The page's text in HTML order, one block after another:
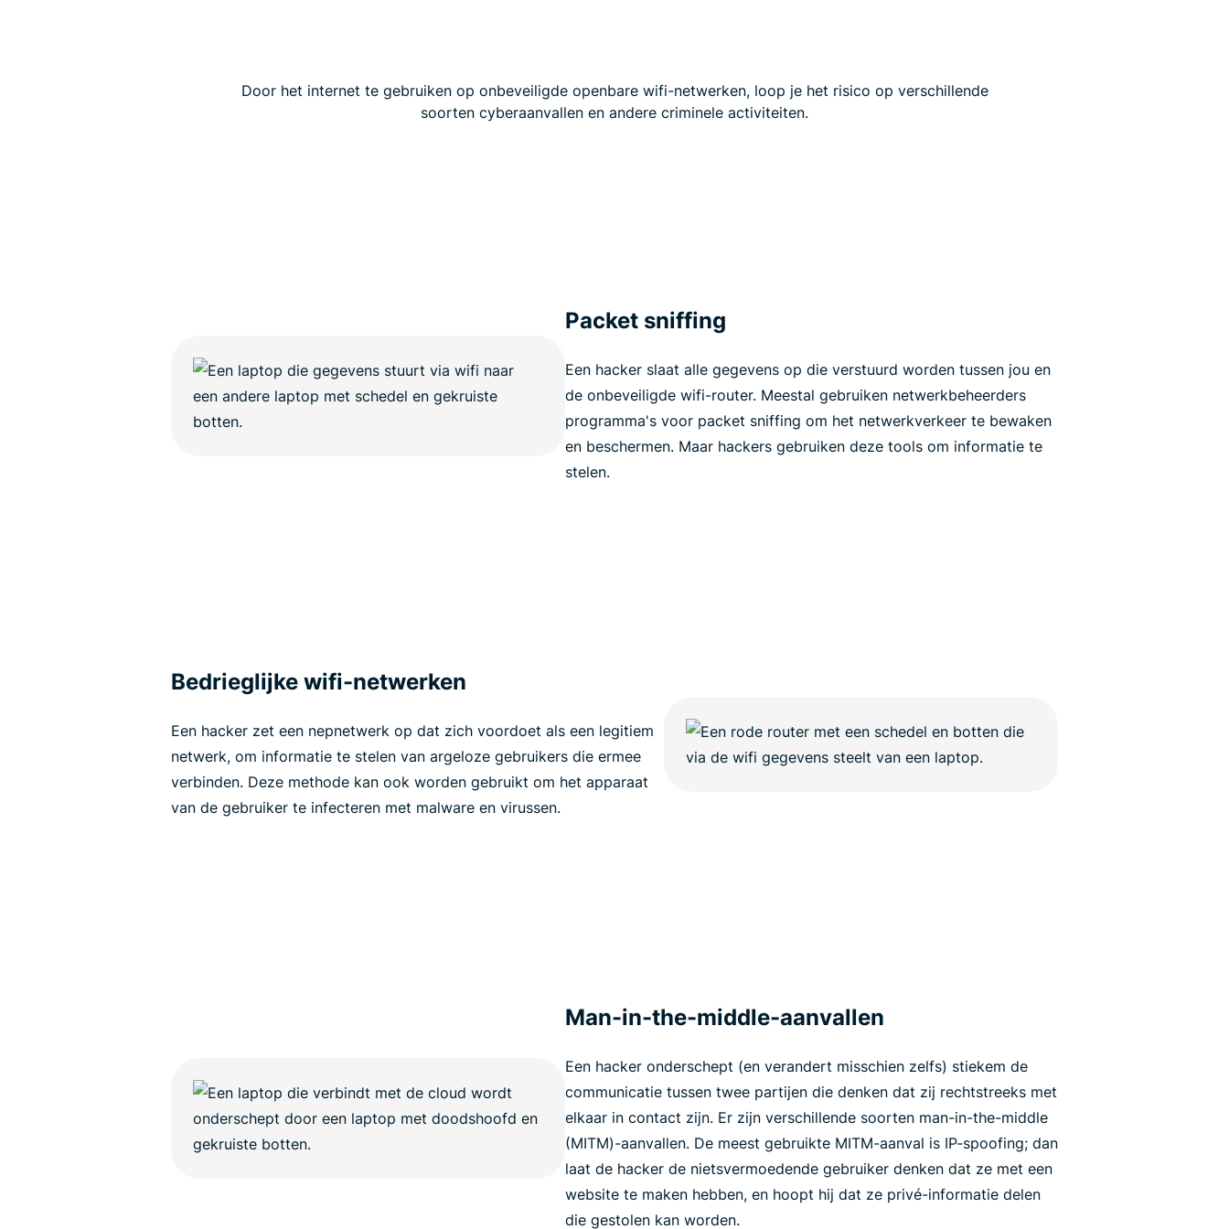
Door het internet te gebruiken op onbeveiligde openbare wifi-netwerken, loop je het risico op verschillende
soorten cyberaanvallen en andere criminele activiteiten.
Packet sniffing
Een hacker slaat alle gegevens op die verstuurd worden tussen jou en
de onbeveiligde wifi-router. Meestal gebruiken netwerkbeheerders
programma's voor packet sniffing om het netwerkverkeer te bewaken
en beschermen. Maar hackers gebruiken deze tools om informatie te
stelen.
Bedrieglijke wifi-netwerken
Een hacker zet een nepnetwerk op dat zich voordoet als een legitiem
netwerk, om informatie te stelen van argeloze gebruikers die ermee
verbinden. Deze methode kan ook worden gebruikt om het apparaat
van de gebruiker te infecteren met malware en virussen.
Man-in-the-middle-aanvallen
Een hacker onderschept (en verandert misschien zelfs) stiekem de
communicatie tussen twee partijen die denken dat zij rechtstreeks met
elkaar in contact zijn. Er zijn verschillende soorten man-in-the-middle
(MITM)-aanvallen. De meest gebruikte MITM-aanval is IP-spoofing; dan
laat de hacker de nietsvermoedende gebruiker denken dat ze met een
website te maken hebben, en hoopt hij dat ze privé-informatie delen
die gestolen kan worden.